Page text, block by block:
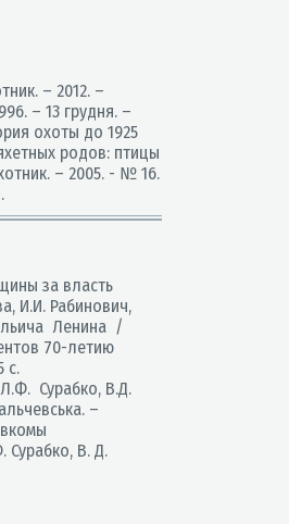
– 2012. –
– 13 грудня. –
охоты до 1925
родов: птицы
– 2005. - № 16.
за власть
И.И. Рабинович,
Ленина /
70-летию
с.
Сурабко, В.Д.
–
В. Д.